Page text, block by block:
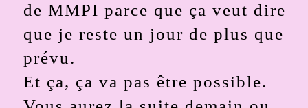
de MMPI parce que ça veut dire
que je reste un jour de plus que
prévu.
Et ça, ça va pas être possible.